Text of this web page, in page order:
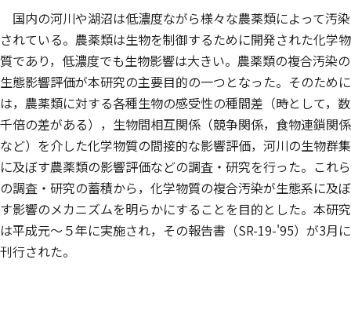
国内の河川や湖沼は低濃度ながら様々な農薬類によって汚染
されている。農薬類は生物を制御するために開発された化学物
質であり，低濃度でも生物影響は大きい。農薬類の複合汚染の
生態影響評価が本研究の主要目的の一つとなった。そのために
は，農薬類に対する各種生物の感受性の種間差（時として，数
千倍の差がある），生物間相互関係（競争関係，食物連鎖関係
など）を介した化学物質の間接的な影響評価，河川の生物群集
に及ぼす農薬類の影響評価などの調査・研究を行った。これら
の調査・研究の蓄積から，化学物質の複合汚染が生態系に及ぼ
す影響のメカニズムを明らかにすることを目的とした。本研究
は平成元〜５年に実施され，その報告書（SR-19-'95）が3月に
刊行された。